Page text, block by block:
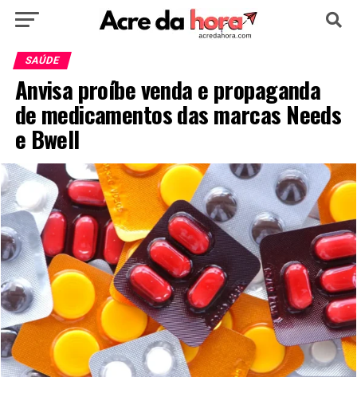
HOME
EDUCAÇÃO NOTÍCIA MUNDO
SAÚDE
Anvisa proíbe venda e propaganda
de medicamentos das marcas Needs
e Bwell